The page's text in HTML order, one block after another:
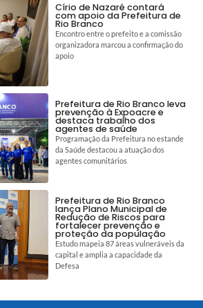
Círio de Nazaré contará
com apoio da Prefeitura de
Rio Branco
Encontro entre o prefeito e a comissão
organizadora marcou a confirmação do
apoio
Prefeitura de Rio Branco leva
prevenção à Expoacre e
destaca trabalho dos
agentes de saúde
Programação da Prefeitura no estande
da Saúde destacou a atuação dos
agentes comunitários
Prefeitura de Rio Branco
lança Plano Municipal de
Redução de Riscos para
fortalecer prevenção e
proteção da população
Estudo mapeia 87 áreas vulneráveis da
capital e amplia a capacidade da
Defesa